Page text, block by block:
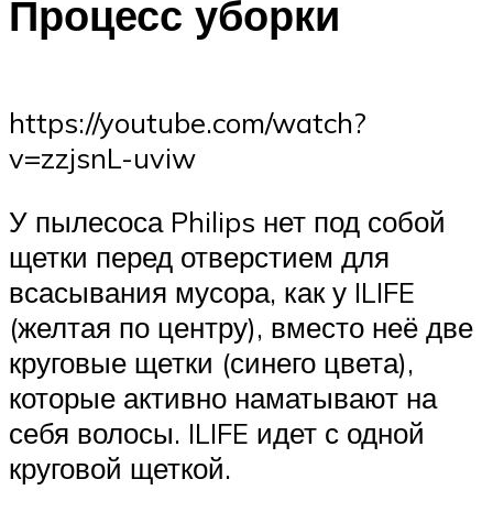
Процесс уборки
https://youtube.com/watch?
v=zzjsnL-uviw
У пылесоса Philips нет под собой
щетки перед отверстием для
всасывания мусора, как у ILIFE
(желтая по центру), вместо неё две
круговые щетки (синего цвета),
которые активно наматывают на
себя волосы. ILIFE идет с одной
круговой щеткой.